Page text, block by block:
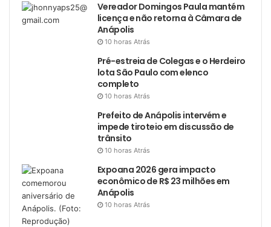
Vereador Domingos Paula mantém
licença e não retorna à Câmara de
Anápolis
10 horas Atrás
Pré-estreia de Colegas e o Herdeiro
lota São Paulo com elenco
completo
10 horas Atrás
Prefeito de Anápolis intervém e
impede tiroteio em discussão de
trânsito
10 horas Atrás
Expoana 2026 gera impacto
econômico de R$ 23 milhões em
Anápolis
10 horas Atrás